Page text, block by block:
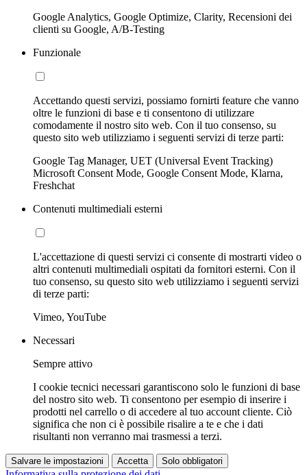
Google Analytics, Google Optimize, Clarity, Recensioni dei
clienti su Google, A/B-Testing
Funzionale
Accettando questi servizi, possiamo fornirti feature che vanno
oltre le funzioni di base e ti consentono di utilizzare
comodamente il nostro sito web. Con il tuo consenso, su
questo sito web utilizziamo i seguenti servizi di terze parti:
Google Tag Manager, UET (Universal Event Tracking)
Microsoft Consent Mode, Google Consent Mode, Klarna,
Freshchat
Contenuti multimediali esterni
L'accettazione di questi servizi ci consente di mostrarti video o
altri contenuti multimediali ospitati da fornitori esterni. Con il
tuo consenso, su questo sito web utilizziamo i seguenti servizi
di terze parti:
Vimeo, YouTube
Necessari
Sempre attivo
I cookie tecnici necessari garantiscono solo le funzioni di base
del nostro sito web. Ti consentono per esempio di inserire i
prodotti nel carrello o di accedere al tuo account cliente. Ciò
significa che non ci è possibile risalire a te e che i dati
risultanti non verranno mai trasmessi a terzi.
Salvare le impostazioni Accetta Solo obbligatori